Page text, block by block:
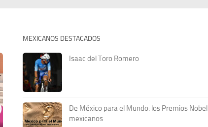
MEXICANOS DESTACADOS
Isaac del Toro Romero
De México para el Mundo: los Premios Nobel
mexicanos